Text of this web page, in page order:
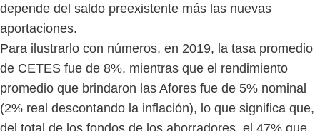
depende del saldo preexistente más las nuevas
aportaciones.
Para ilustrarlo con números, en 2019, la tasa promedio
de CETES fue de 8%, mientras que el rendimiento
promedio que brindaron las Afores fue de 5% nominal
(2% real descontando la inflación), lo que significa que,
del total de los fondos de los ahorradores, el 47% que